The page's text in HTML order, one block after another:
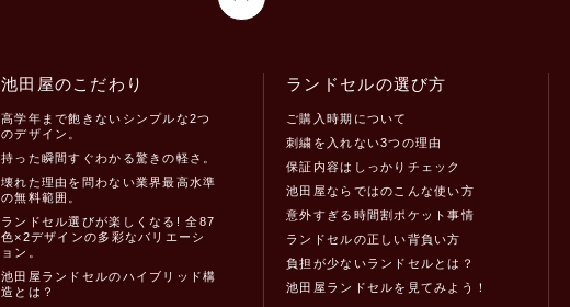
池田屋のこだわり
高学年まで飽きないシンプルな2つ
のデザイン。
持った瞬間すぐわかる驚きの軽さ。
壊れた理由を問わない業界最高水準
の無料範囲。
ランドセル選びが楽しくなる! 全87
色×2デザインの多彩なバリエーシ
ョン。
池田屋ランドセルのハイブリッド構
造とは？
ランドセルの選び方
ご購入時期について
刺繍を入れない3つの理由
保証内容はしっかりチェック
池田屋ならではのこんな使い方
意外すぎる時間割ポケット事情
ランドセルの正しい背負い方
負担が少ないランドセルとは？
池田屋ランドセルを見てみよう！